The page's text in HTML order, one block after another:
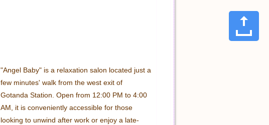
"Angel Baby" is a relaxation salon located just a
few minutes' walk from the west exit of
Gotanda Station. Open from 12:00 PM to 4:00
AM, it is conveniently accessible for those
looking to unwind after work or enjoy a late-